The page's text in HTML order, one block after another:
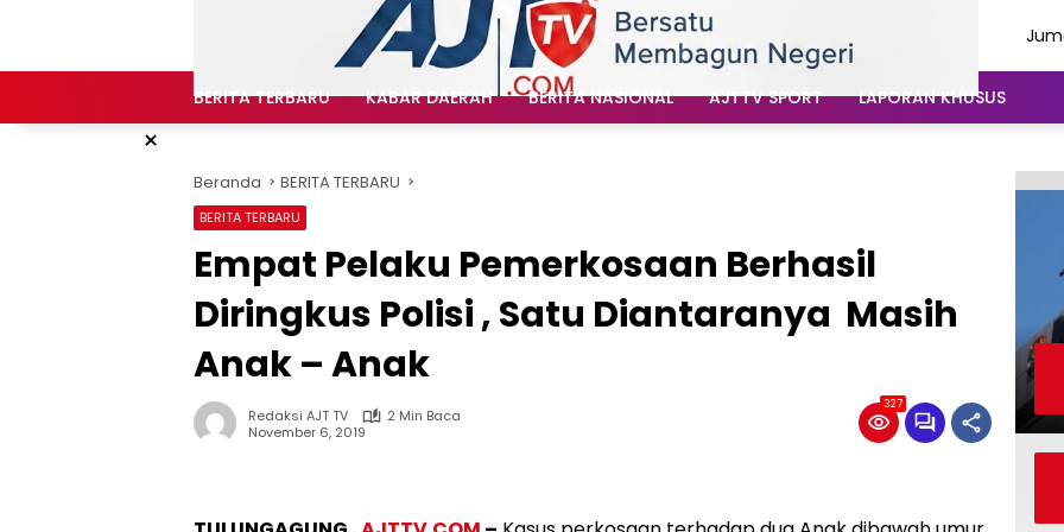
BERITA TERBARU KABAR DAERAH BERITA NASIONAL AJTTV SPORT LAPORAN KHUSUS
×
Beranda BERITA TERBARU
BERITA TERBARU
Empat Pelaku Pemerkosaan Berhasil
Diringkus Polisi , Satu Diantaranya Masih
Anak – Anak
Redaksi AJT TV
2 Min Baca
November 6, 2019
327